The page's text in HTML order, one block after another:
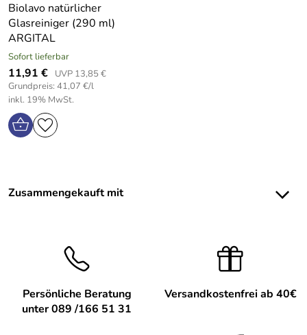
Biolavo natürlicher
Glasreiniger (290 ml)
ARGITAL
Sofort lieferbar
11,91 €
UVP 13,85 €
Grundpreis: 41,07 €/l
inkl. 19% MwSt.
Zusammengekauft mit
Persönliche Beratung
unter 089 /166 51 31
Versandkostenfrei ab 40€